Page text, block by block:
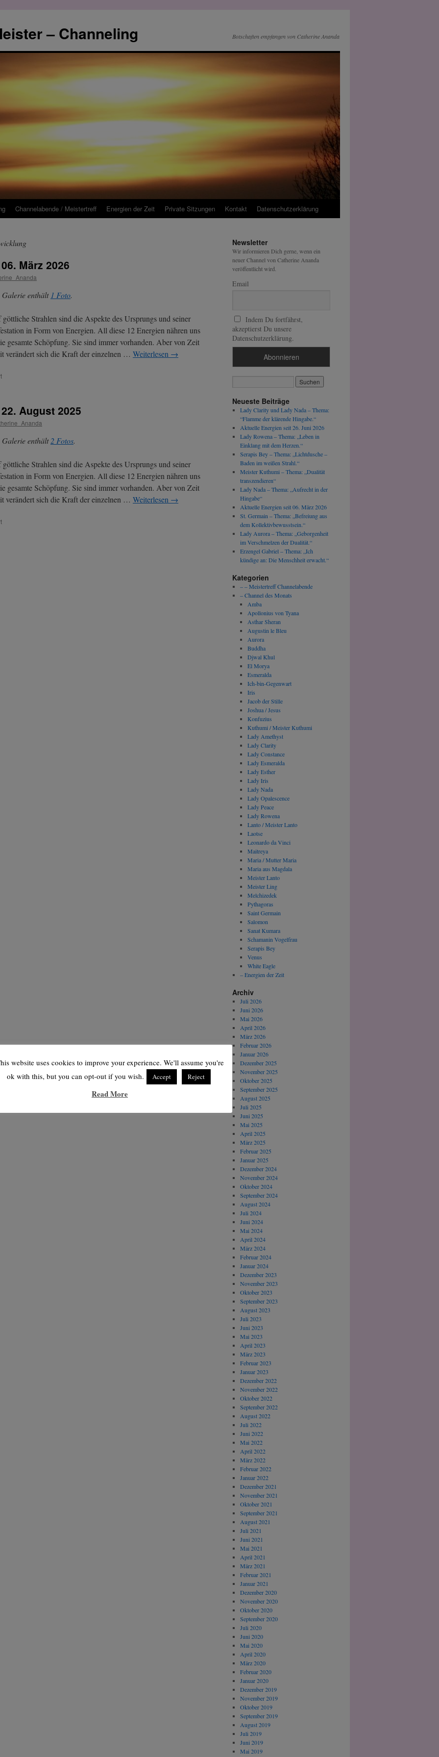
– Channeling Botschaften empfangen von Catherine Ananda
Channelabende / Meistertreff Energien der Zeit Private Sitzungen Kontakt Datenschutz­erklärung
März 2026
Galerie enthält 1 Foto.
Strahlen sind die Aspekte des Ursprungs und seiner
in Form von Energien. All diese 12 Energien nähren uns
gesamte Schöpfung. Sie sind immer vorhanden. Aber von Zeit
verändert sich die Kraft der einzelnen … Weiterlesen →
für
06.
März
2026
August 2025
Galerie enthält2 Fotos.
Strahlen sind die Aspekte des Ursprungs und seiner
in Form von Energien. All diese 12 Energien nähren uns
gesamte Schöpfung. Sie sind immer vorhanden. Aber von Zeit
verändert sich die Kraft der einzelnen … Weiterlesen →
für
Newsletter
Wir informieren Dich gerne, wenn ein
neuer Channel von Catherine Ananda
veröffentlicht wird.
Email
Indem Du fortfährst,
akzeptierst Du unsere
Datenschutzerklärung.
Neueste Beiträge
Lady Clarity und Lady Nada – Thema:
“Flamme der klärende Hingabe.“
Aktuelle Energien seit 26. Juni 2026
Lady Rowena – Thema: „Leben in
Einklang mit dem Herzen.“
Serapis Bey – Thema: „Lichtdusche –
Baden im weißen Strahl.“
Meister Kuthumi – Thema: „Dualität
transzendieren“
Lady Nada – Thema: „Aufrecht in der
Hingabe“
Aktuelle Energien seit 06. März 2026
St. Germain – Thema: „Befreiung aus
dem Kollektivbewusstsein.“
Lady Aurora – Thema: „Geborgenheit
im Verschmelzen der Dualität.“
Erzengel Gabriel – Thema: „Ich
kündige an: Die Menschheit erwacht.“
Kategorien
– – Meistertreff Channelabende
– Channel des Monats
Amba
Apollonius von Tyana
Asthar Sheran
Augustin le Bleu
Aurora
Buddha
Djwal Khul
El Morya
Esmeralda
Ich-bin-Gegenwart
Iris
Jacob der Stille
Joshua / Jesus
Konfuzius
Kuthumi / Meister Kuthumi
Lady Amethyst
Lady Clarity
Lady Constance
Lady Esmeralda
Lady Esther
Lady Iris
Lady Nada
Lady Opalescence
Lady Peace
Lady Rowena
Lanto / Meister Lanto
Laotse
Leonardo da Vinci
Maitreya
Maria / Mutter Maria
Maria aus Magdala
Meister Lanto
Meister Ling
Melchizedek
Pythagoras
Saint Germain
Salomon
Sanat Kumara
Schamanin Vogelfrau
Serapis Bey
Venus
White Eagle
– Energien der Zeit
Archiv
Juli 2026
Juni 2026
Mai 2026
April 2026
März 2026
Februar 2026
Januar 2026
Dezember 2025
November 2025
Oktober 2025
September 2025
August 2025
Juli 2025
Juni 2025
Mai 2025
April 2025
März 2025
Februar 2025
Januar 2025
Dezember 2024
November 2024
Oktober 2024
September 2024
August 2024
Juli 2024
Juni 2024
Mai 2024
April 2024
März 2024
Februar 2024
Januar 2024
Dezember 2023
November 2023
Oktober 2023
September 2023
August 2023
Juli 2023
Juni 2023
Mai 2023
April 2023
März 2023
Februar 2023
Januar 2023
Dezember 2022
November 2022
Oktober 2022
September 2022
August 2022
Juli 2022
Juni 2022
Mai 2022
April 2022
März 2022
Februar 2022
Januar 2022
Dezember 2021
November 2021
Oktober 2021
September 2021
August 2021
Juli 2021
Juni 2021
Mai 2021
April 2021
März 2021
Februar 2021
Januar 2021
Dezember 2020
November 2020
Oktober 2020
September 2020
Juli 2020
Juni 2020
Mai 2020
April 2020
März 2020
Februar 2020
Januar 2020
Dezember 2019
November 2019
Oktober 2019
September 2019
August 2019
Juli 2019
Juni 2019
Mai 2019
website uses cookies to improve your experience. We'll assume you're
ok with this, but you can opt-out if you wish.
Accept Reject
Read More